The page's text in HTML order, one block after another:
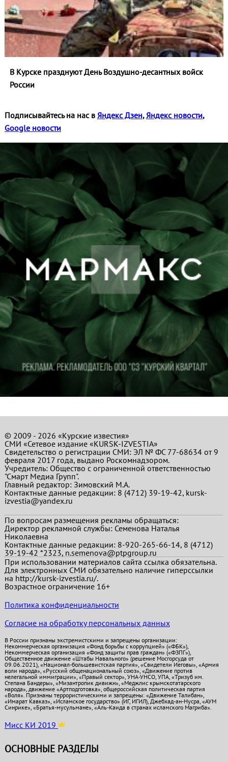
В Курске празднуют День Воздушно-десантных войск
России
Подписывайтесь на нас в Яндекс Дзен, Яндекс новости,
Google новости
© 2009 - 2026 «Курские известия»
СМИ «Сетевое издание «KURSK-IZVESTIA»
Свидетельство о регистрации СМИ: ЭЛ № ФС 77-68634 от 9
февраля 2017 года, выдано Роскомнадзором.
Учредитель: Общество с ограниченной ответственностью
"Смарт Медиа Групп".
Главный редактор:Зимовский М.А.
Контактные данные редакции: 8 (4712) 39-19-42, kursk-
izvestia@yandex.ru
По вопросам размещения рекламы обращаться:
Директор рекламной службы: Семенова Наталья
Николаевна
Контактные данные редакции: 8-920-265-66-14, 8 (4712)
39-19-42 *2323, n.semenova@ptpgroup.ru
При использовании материалов сайта ссылка обязательна.
Для электронных СМИ обязательно наличие гиперссылки
на http://kursk-izvestia.ru/.
Возрастное ограничение 16+
Политика конфиденциальности
Согласие на обработку персональных данных
В России признаны экстремистскими и запрещены организации:
Некоммерческая организация «Фонд борьбы с коррупцией» («ФБК»),
Некоммерческая организация «Фонд защиты прав граждан» («ФЗПГ»),
Общественное движение «Штабы Навального» (решение Мосгорсуда от
09.06.2021), «Национал-большевистская партия», «Свидетели Иеговы», «Армия
воли народа», «Русский общенациональный союз», «Движение против
нелегальной иммиграции», «Правый сектор», УНА-УНСО, УПА, «Тризуб им.
Степана Бандеры», «Мизантропик дивижн», «Меджлис крымскотатарского
народа», движение «Артподготовка», общероссийская политическая партия
«Воля». Признаны террористическими и запрещены: «Движение Талибан»,
«Имарат Кавказ», «Исламское государство» (ИГ, ИГИЛ), Джебхад-ан-Нусра, «АУМ
Синрике», «Братья-мусульмане», «Аль-Каида в странах исламского Магриба».
Мисс КИ 2019
ОСНОВНЫЕ РАЗДЕЛЫ